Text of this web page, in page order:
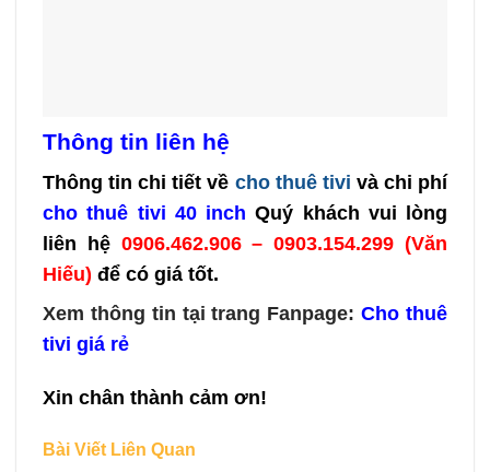
Thông tin liên hệ
Thông tin chi tiết về cho thuê tivi và chi phí
cho thuê tivi 40 inch Quý khách vui lòng
liên hệ 0906.462.906 – 0903.154.299 (Văn
Hiếu) để có giá tốt.
Xem thông tin tại trang Fanpage:Cho thuê
tivi giá rẻ
Xin chân thành cảm ơn!
Bài Viết Liên Quan